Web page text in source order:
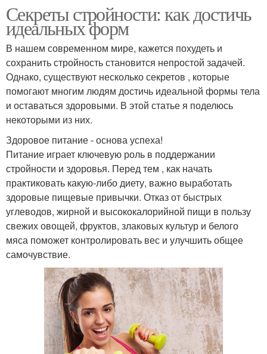
Секреты стройности: как достичь
идеальных форм
В нашем современном мире, кажется похудеть и
сохранить стройность становится непростой задачей.
Однако, существуют несколько секретов , которые
помогают многим людям достичь идеальной формы тела
и оставаться здоровыми. В этой статье я поделюсь
некоторыми из них.
Здоровое питание - основа успеха!
Питание играет ключевую роль в поддержании
стройности и здоровья. Перед тем , как начать
практиковать какую-либо диету, важно выработать
здоровые пищевые привычки. Отказ от быстрых
углеводов, жирной и высококалорийной пищи в пользу
свежих овощей, фруктов, злаковых культур и белого
мяса поможет контролировать вес и улучшить общее
самочувствие.